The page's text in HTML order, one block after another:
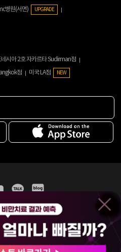
병원(서면) UPGRADE
네시아 2호 자카르타 Sudirman점
점 미국 LA점 NEW
관
홈페이지 이용약관
료수가
초대로52길 7, 3~4층(서초동, 제일빌딩)